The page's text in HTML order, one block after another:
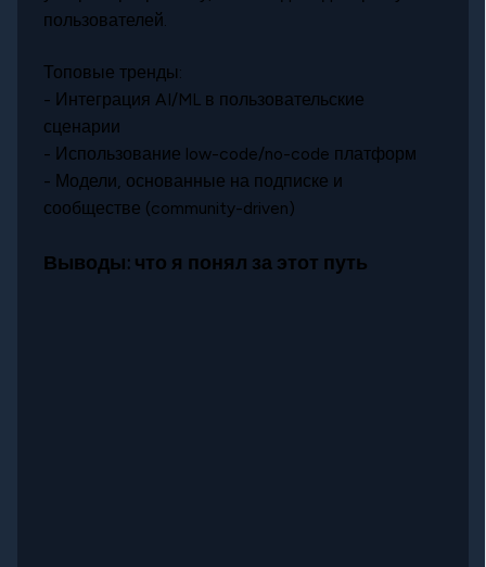
пользователей.
Топовые тренды:
- Интеграция AI/ML в пользовательские
сценарии
- Использование low-code/no-code платформ
- Модели, основанные на подписке и
сообществе (community-driven)
Выводы: что я понял за этот путь